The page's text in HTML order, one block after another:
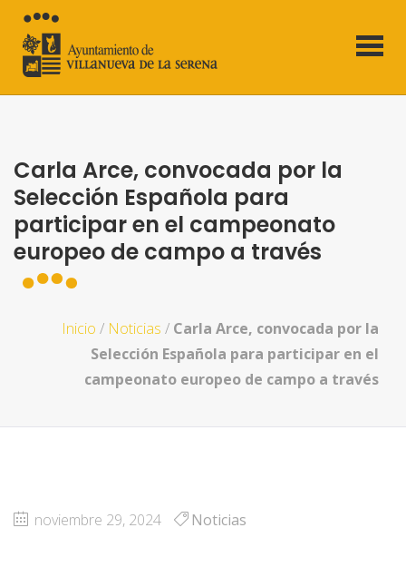
Carla Arce, convocada por la
Selección Española para
participar en el campeonato
europeo de campo a través
Inicio / Noticias / Carla Arce, convocada por la
Selección Española para participar en el
campeonato europeo de campo a través
noviembre 29, 2024 Noticias